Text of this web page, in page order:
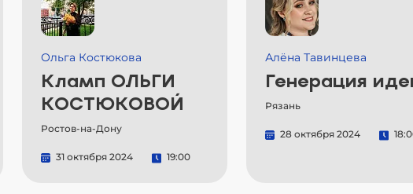
Ольга Костюкова
Кламп ОЛЬГИ
КОСТЮКОВОЙ
Ростов-на-Дону
31 октября 2024 19:00
Алёна Тавинцева
Генерация
Рязань
28 октября 2024